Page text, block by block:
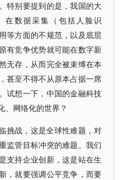
特别要提到的是，我国的大
在数据采集（包括人脸识
等方面的不规范，以及底层
有竞争优势就可能在数字新
无存，从而完全被束缚在本
甚至不得不从原本占据一席
试想一下，中国的金融科技
、网络化的世界？
挑战，这是全球性难题，对
监管目标冲突的难题。我们
支持企业创新，这是站在生
，就要强调公平竞争，而要